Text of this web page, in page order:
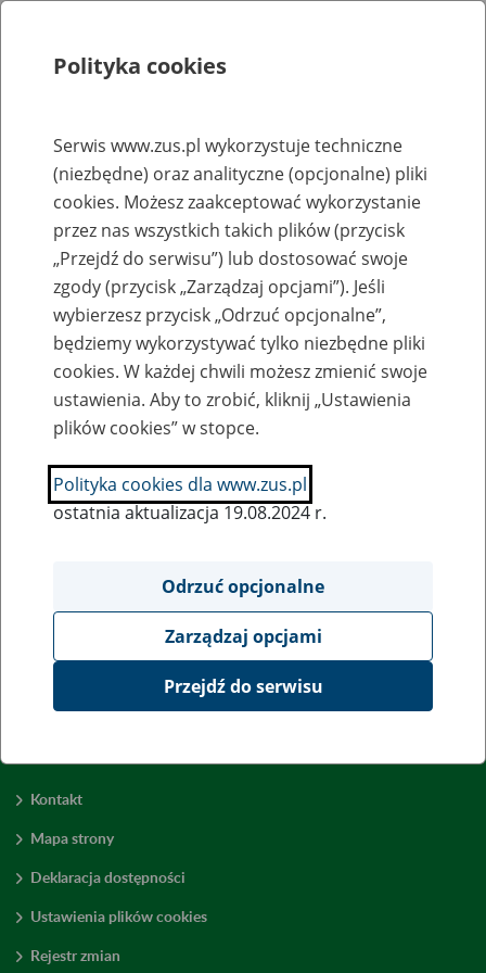
Rejestry, ewidencje i archiwa
Baza zlikwidowanych lub
przekształconych zakładów pracy
Nazwa zakładu pracy:
SZUKAJ
Wyświetl wszystkie
Kontakt
Mapa strony
Deklaracja dostępności
Ustawienia plików cookies
Rejestr zmian
Polityka cookies
Serwis www.zus.pl wykorzystuje techniczne
(niezbędne) oraz analityczne (opcjonalne) pliki
cookies. Możesz zaakceptować wykorzystanie
przez nas wszystkich takich plików (przycisk
„Przejdź do serwisu”) lub dostosować swoje
zgody (przycisk „Zarządzaj opcjami”). Jeśli
wybierzesz przycisk „Odrzuć opcjonalne”,
będziemy wykorzystywać tylko niezbędne pliki
cookies. W każdej chwili możesz zmienić swoje
ustawienia. Aby to zrobić, kliknij „Ustawienia
plików cookies” w stopce.
Polityka cookies dla www.zus.pl
ostatnia aktualizacja 19.08.2024 r.
Odrzuć opcjonalne
Zarządzaj opcjami
Przejdź do serwisu